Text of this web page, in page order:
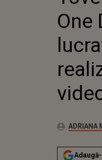
One
Autor:ADRIANA